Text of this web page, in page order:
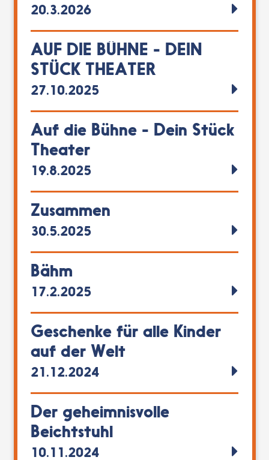
20.3.2026
AUF DIE BÜHNE - DEIN
STÜCK THEATER
27.10.2025
Auf die Bühne - Dein Stück
Theater
19.8.2025
Zusammen
30.5.2025
Bähm
17.2.2025
Geschenke für alle Kinder
auf der Welt
21.12.2024
Der geheimnisvolle
Beichtstuhl
10.11.2024